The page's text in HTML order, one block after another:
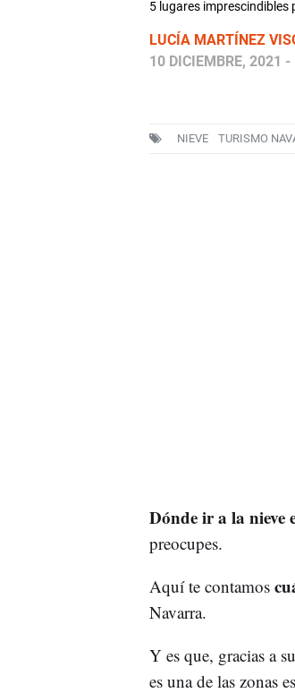
5 lugares imprescindibles
LUCÍA MARTÍNEZ
10 DICIEMBRE, 2021
NIEVE TURISMO
Dónde ir a la nieve
preocupes.
Aquí te contamos
Navarra.
Y es que, gracias a su
es una de las zonas